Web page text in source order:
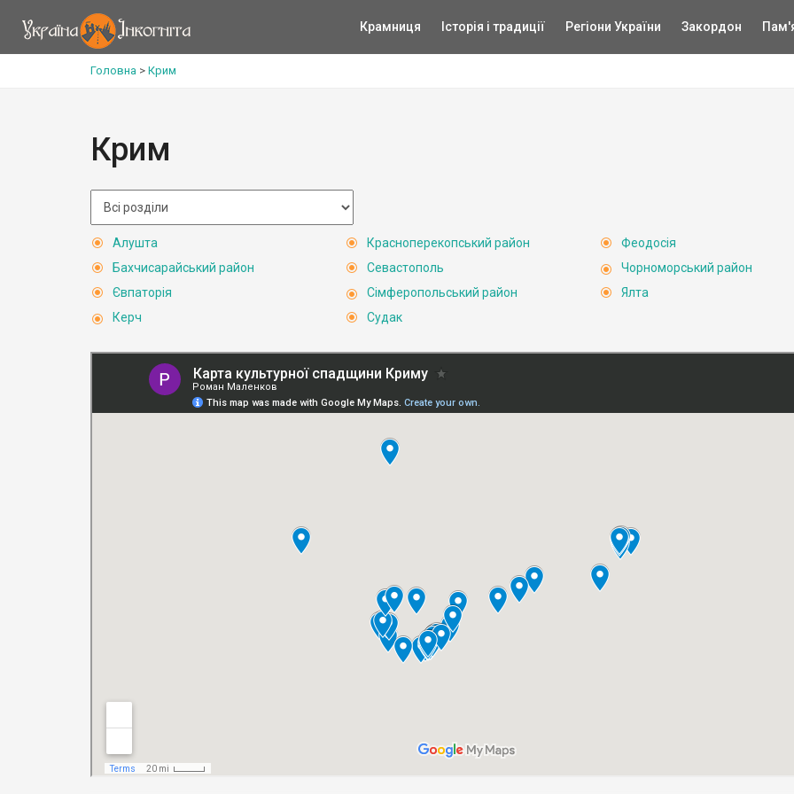
Крамниця Історія і традиції Регіони України Закордон
Головна > Крим
Крим
Алушта
Бахчисарайський район
Євпаторія
Керч
Красноперекопський район
Севастополь
Сімферопольський район
Судак
Феодосія
Чорноморський район
Ялта